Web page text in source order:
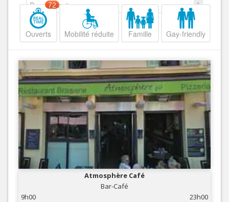
Decroissant
Ouverts
72
Mobilité réduite Famille Gay-friendly
Atmosphère Café
Bar-Café
9h00
23h00